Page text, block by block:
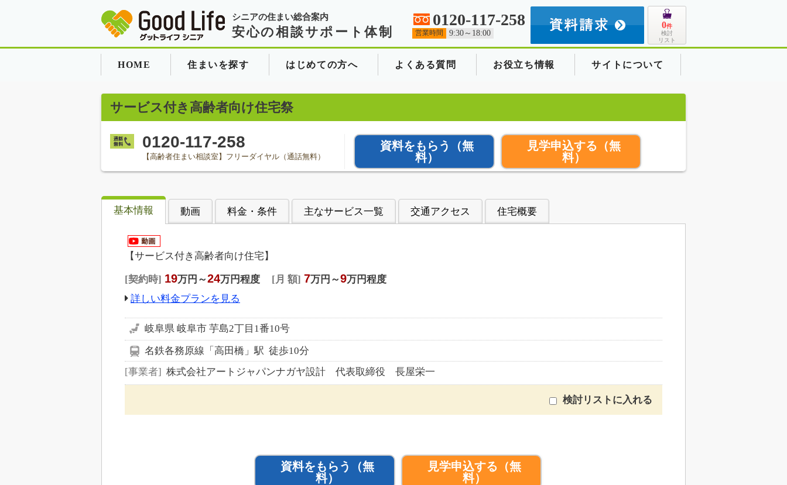
シニアの住まい総合案内
安心の相談サポート体制
0120-117-258
営業時間 9:30～18:00
0件
検討
リスト
HOME 住まいを探す はじめての方へ よくある質問 お役立ち情報 サイトについて
サービス付き高齢者向け住宅祭
0120-117-258
【高齢者住まい相談室】フリーダイヤル（通話無料）
資料をもらう
（無
料）
見学申込する （無
料）
基本情報 動画 料金・条件 主なサービス一覧 交通アクセス 住宅概要
【サービス付き高齢者向け住宅】
契約時 19万円～24万円程度 月 額 7万円～9万円程度
詳しい料金プランを見る
岐阜県 岐阜市 芋島2丁目1番10号
名鉄各務原線「高田橋」駅 徒歩10分
事業者
株式会社アートジャパンナガヤ設計 代表取締役 長屋栄一
検討リストに入れる
資料をもらう
（無
料）
見学申込する （無
料）